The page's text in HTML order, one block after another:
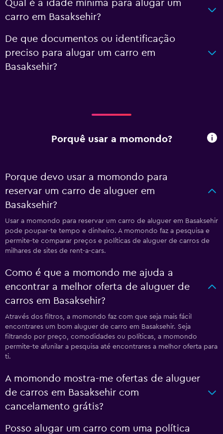
Qual é a idade mínima para alugar um
carro em Basaksehir?
De que documentos ou identificação
preciso para alugar um carro em
Basaksehir?
Porquê usar a momondo?
Porque devo usar a momondo para
reservar um carro de aluguer em
Basaksehir?
Usar a momondo para reservar um carro de aluguer em Basaksehir
pode poupar-te tempo e dinheiro. A momondo faz a pesquisa e
permite-te comparar preços e políticas de aluguer de carros de
milhares de sites de rent-a-cars.
Como é que a momondo me ajuda a
encontrar a melhor oferta de aluguer de
carros em Basaksehir?
Através dos filtros, a momondo faz com que seja mais fácil
encontrares um bom aluguer de carro em Basaksehir. Seja
filtrando por preço, comodidades ou políticas, a momondo
permite-te afunilar a pesquisa até encontrares a melhor oferta para
ti.
A momondo mostra-me ofertas de aluguer
de carros em Basaksehir com
cancelamento grátis?
Posso alugar um carro com uma política